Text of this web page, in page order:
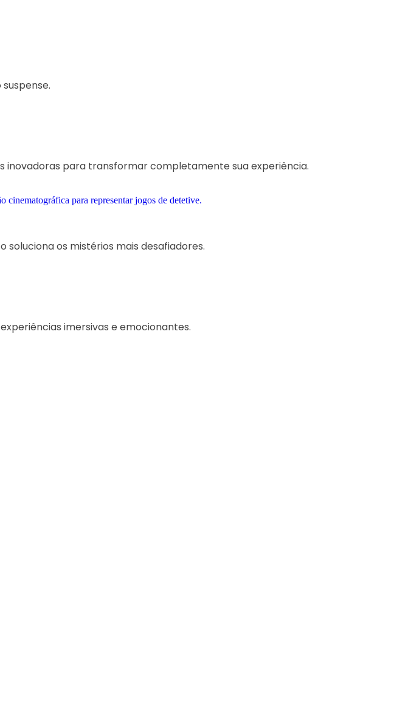
inovadoras para transformar completamente sua experiência.
soluciona os mistérios mais desafiadores.
imersivas e emocionantes.